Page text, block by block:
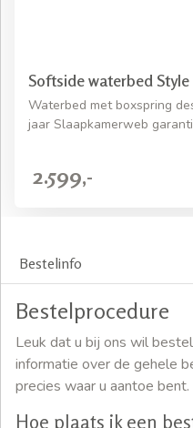
Softside waterbed Style
Waterbed met boxspring
jaar Slaapkamerweb
2.599,-
Bestelinfo
Bestelprocedure
Leuk dat u bij ons wil
informatie over de gehele
precies waar u aantoe bent.
Hoe plaats ik een